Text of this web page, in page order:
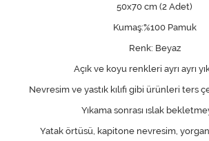
50x70 cm (2 Adet)
Kumaş:%100 Pamuk
Renk: Beyaz
Açık ve koyu renkleri ayrı ayrı
Nevresim ve yastık kılıfı gibi ürünleri ters
Yıkama sonrası ıslak
Yatak örtüsü, kapitone nevresim,